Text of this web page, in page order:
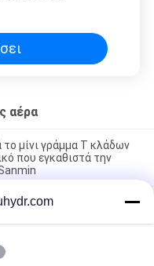
αέρα
μίνι γράμμα Τ κλάδων
που εγκαθιστά την
συναρμολογήσεων
ορείχαλκου
αέρα